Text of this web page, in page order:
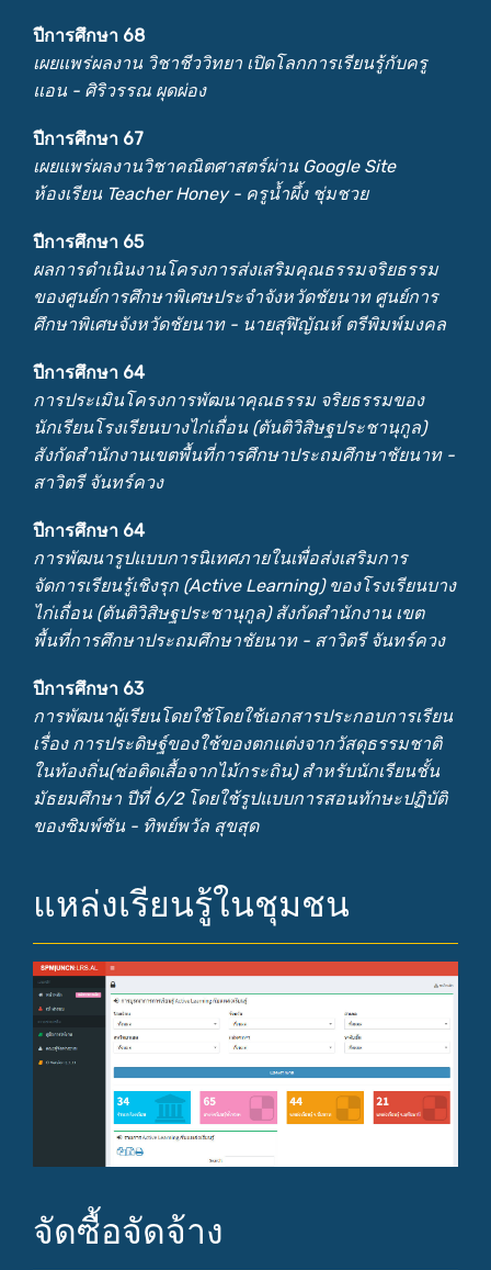
ปีการศึกษา 68
เผยแพร่ผลงาน วิชาชีววิทยา เปิดโลกการเรียนรู้กับครู
แอน - ศิริวรรณ ผุดผ่อง
ปีการศึกษา 67
เผยแพร่ผลงานวิชาคณิตศาสตร์ผ่าน Google Site
ห้องเรียน Teacher Honey - ครูน้ำผึ้ง ชุ่มชวย
ปีการศึกษา 65
ผลการดำเนินงานโครงการส่งเสริมคุณธรรมจริยธรรม
ของศูนย์การศึกษาพิเศษประจำจังหวัดชัยนาท ศูนย์การ
ศึกษาพิเศษจังหวัดชัยนาท - นายสุฬิญัณห์ ตรีพิมพ์มงคล
ปีการศึกษา 64
การประเมินโครงการพัฒนาคุณธรรม จริยธรรมของ
นักเรียนโรงเรียนบางไก่เถื่อน (ตันติวิสิษฐประชานุกูล)
สังกัดสำนักงานเขตพื้นที่การศึกษาประถมศึกษาชัยนาท -
สาวิตรี จันทร์ควง
ปีการศึกษา 64
การพัฒนารูปแบบการนิเทศภายในเพื่อส่งเสริมการ
จัดการเรียนรู้เชิงรุก (Active Learning) ของโรงเรียนบาง
ไก่เถื่อน (ตันติวิสิษฐประชานุกูล) สังกัดสำนักงาน เขต
พื้นที่การศึกษาประถมศึกษาชัยนาท - สาวิตรี จันทร์ควง
ปีการศึกษา 63
การพัฒนาผู้เรียนโดยใช้โดยใช้เอกสารประกอบการเรียน
เรื่อง การประดิษฐ์ของใช้ของตกแต่งจากวัสดุธรรมชาติ
ในท้องถิ่น(ช่อติดเสื้อจากไม้กระถิน) สำหรับนักเรียนชั้น
มัธยมศึกษา ปีที่ 6/2 โดยใช้รูปแบบการสอนทักษะปฏิบัติ
ของซิมพ์ซัน - ทิพย์พวัล สุขสุด
แหล่งเรียนรู้ในชุมชน
จัดซื้อจัดจ้าง